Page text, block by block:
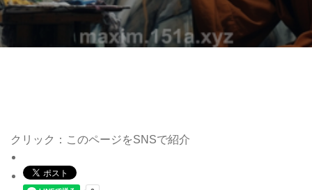
クリック：このページをSNSで紹介